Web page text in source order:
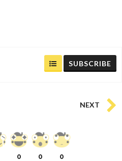
SUBSCRIBE
NEXT
0 0 0